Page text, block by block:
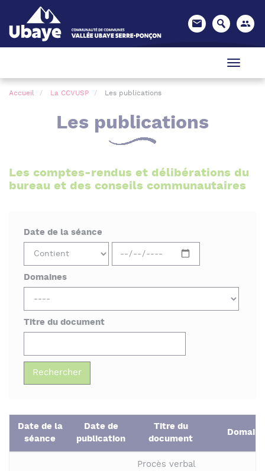
Accueil La CCVUSP Les publications
Les publications
Les comptes-rendus et délibérations du
bureau et des conseils communautaires
Date de la séance
Domaines
Titre du document
Date de la
séance
Date de
publication
Titre du
document
Procès verbal
Panneau de gestion des cookies